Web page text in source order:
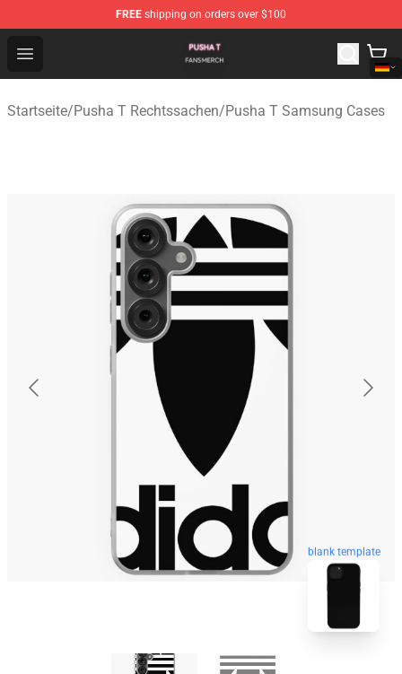
FREE shipping on orders over $100
Open menu
Pusha T Shop - Official Pusha T Merchandise Store
Startseite/Pusha T Rechtssachen/Pusha T Samsung Cases
blank template